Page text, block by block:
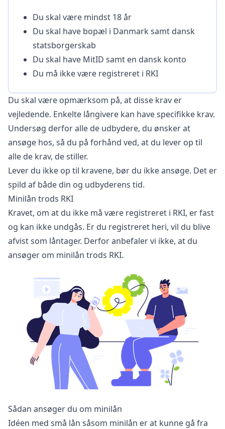
Du skal være mindst 18 år
Du skal have bopæl i Danmark samt dansk
statsborgerskab
Du skal have MitID samt en dansk konto
Du må ikke være registreret i RKI
Du skal være opmærksom på, at disse krav er
vejledende. Enkelte långivere kan have specifikke krav.
Undersøg derfor alle de udbydere, du ønsker at
ansøge hos, så du på forhånd ved, at du lever op til
alle de krav, de stiller.
Lever du ikke op til kravene, bør du ikke ansøge. Det er
spild af både din og udbyderens tid.
Minilån trods RKI
Kravet, om at du ikke må være registreret i RKI, er fast
og kan ikke undgås. Er du registreret heri, vil du blive
afvist som låntager. Derfor anbefaler vi ikke, at du
ansøger om minilån trods RKI.
Sådan ansøger du om minilån
Idéen med små lån såsom minilån er at kunne gå fra